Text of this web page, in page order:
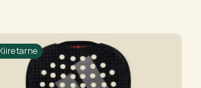
Kiire tarne